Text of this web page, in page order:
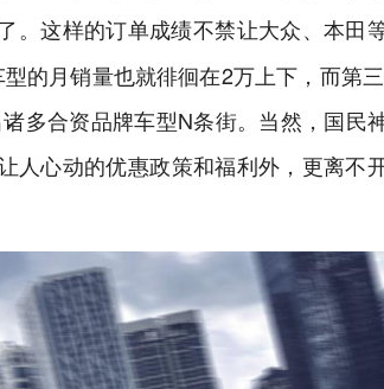
。这样的订单成绩不禁让大众、本田
的月销量也就徘徊在2万上下，而第
多合资品牌车型N条街。当然，国民
人心动的优惠政策和福利外，更离不